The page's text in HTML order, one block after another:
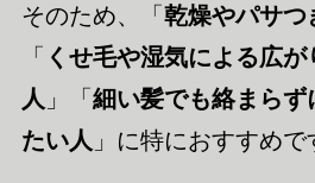
そのため、「 乾燥やパサつ
「 くせ毛や湿気による広
人 」「 細い髪でも絡まらず
たい人 」に特におすすめで